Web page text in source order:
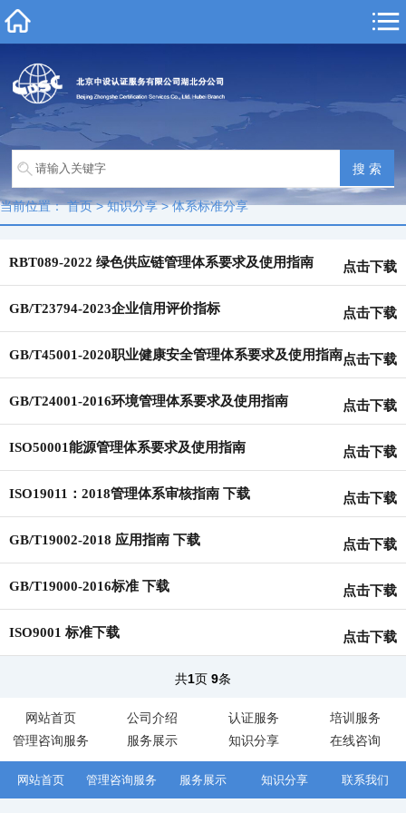
当前位置：首页>知识分享>体系标准分享
RBT089-2022 绿色供应链管理体系要求及使用指南 点击下载
GB/T23794-2023企业信用评价指标 点击下载
GB/T45001-2020职业健康安全管理体系要求及使用指南点击下载
GB/T24001-2016环境管理体系要求及使用指南 点击下载
ISO50001能源管理体系要求及使用指南 点击下载
ISO19011：2018管理体系审核指南 下载 点击下载
GB/T19002-2018 应用指南 下载 点击下载
GB/T19000-2016标准 下载 点击下载
ISO9001 标准下载 点击下载
共1页 9条
网站首页 公司介绍 认证服务
培训服务
管理咨询服务
服务展示 知识分享 在线咨询
网站首页 管理咨询服务 服务展示 知识分享 联系我们